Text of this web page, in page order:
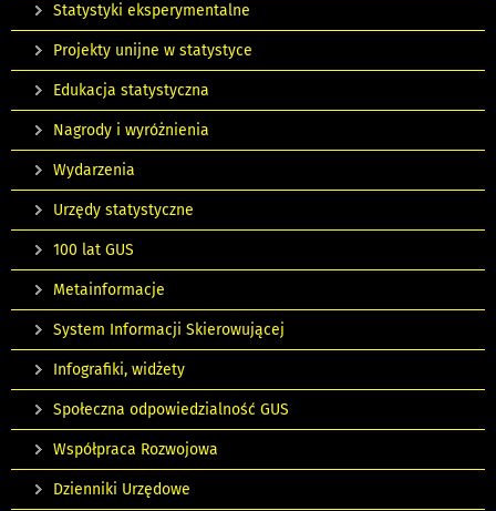
Statystyki eksperymentalne
Projekty unijne w statystyce
Edukacja statystyczna
Nagrody i wyróżnienia
Wydarzenia
Urzędy statystyczne
100 lat GUS
Metainformacje
System Informacji Skierowującej
Infografiki, widżety
Społeczna odpowiedzialność GUS
Współpraca Rozwojowa
Dzienniki Urzędowe